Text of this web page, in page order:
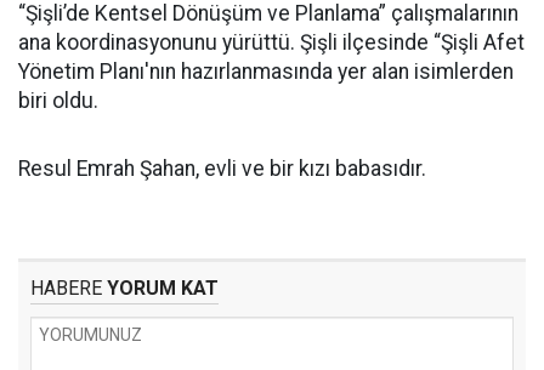
“Şişli’de Kentsel Dönüşüm ve Planlama” çalışmalarının
ana koordinasyonunu yürüttü. Şişli ilçesinde “Şişli Afet
Yönetim Planı'nın hazırlanmasında yer alan isimlerden
biri oldu.
Resul Emrah Şahan, evli ve bir kızı babasıdır.
HABERE YORUM KAT